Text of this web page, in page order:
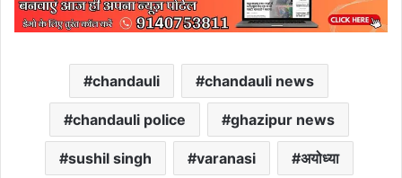
chandauli chandauli news
chandauli police ghazipur news
sushil singh varanasi अयोध्या